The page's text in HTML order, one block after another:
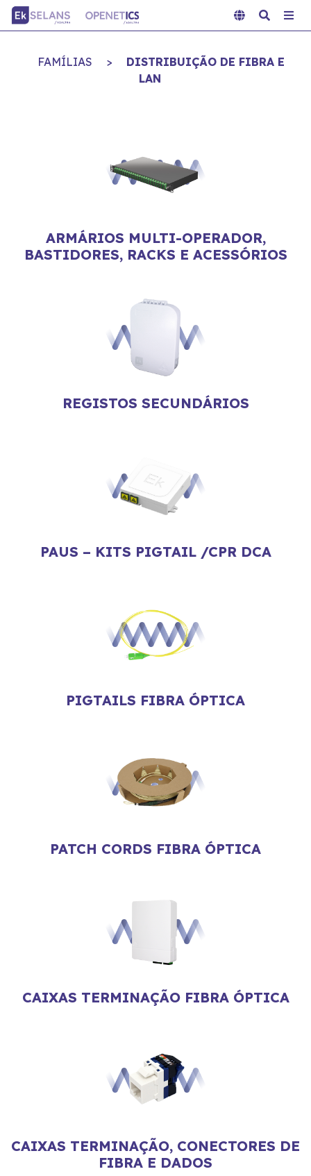
FAMÍLIAS >
DISTRIBUIÇÃO DE FIBRA E
LAN
ARMÁRIOS MULTI-OPERADOR,
BASTIDORES, RACKS E ACESSÓRIOS
REGISTOS SECUNDÁRIOS
PAUS – KITS PIGTAIL /CPR DCA
PIGTAILS FIBRA ÓPTICA
PATCH CORDS FIBRA ÓPTICA
CAIXAS TERMINAÇÃO FIBRA ÓPTICA
CAIXAS TERMINAÇÃO, CONECTORES DE
FIBRA E DADOS